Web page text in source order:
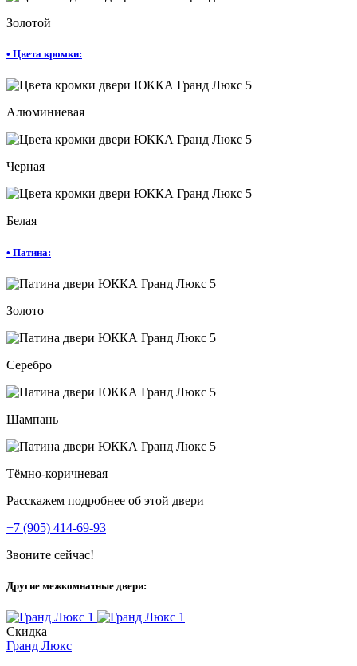
Золотой
• Цвета кромки:
Алюминиевая
Черная
Белая
• Патина:
Золото
Серебро
Шампань
Тёмно-коричневая
Расскажем подробнее об этой двери
+7 (905) 414-69-93
Звоните сейчас!
Другие межкомнатные двери:
Скидка
Гранд Люкс